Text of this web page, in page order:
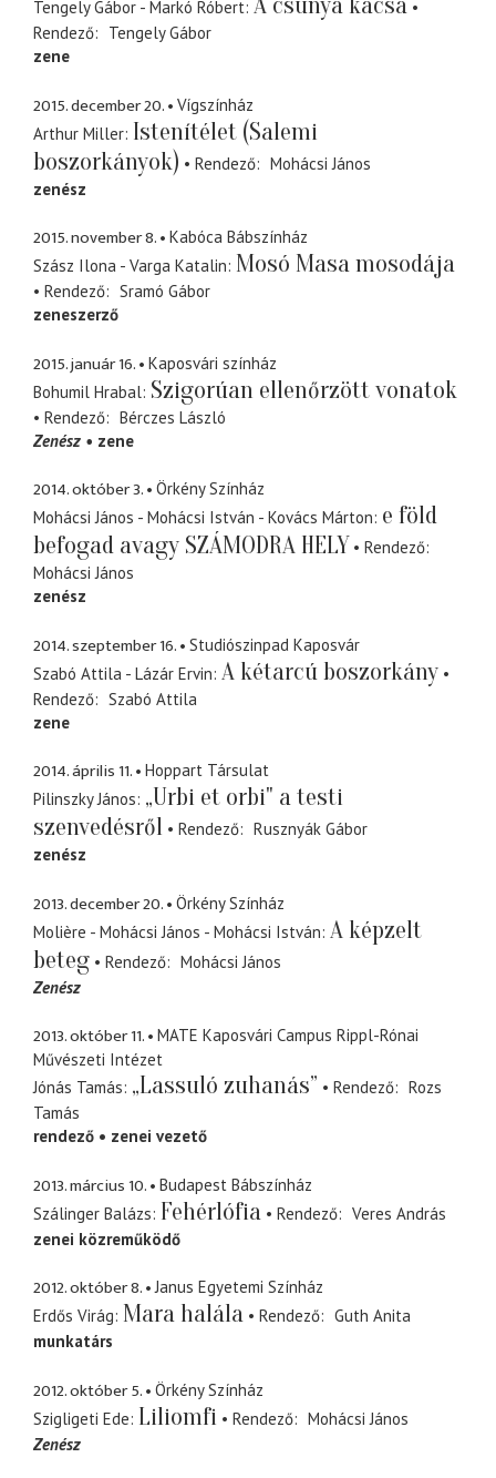
Tengely Gábor - Markó Róbert A csúnya kacsa
Rendező
Tengely Gábor
zene
2015. december 20.
Vígszínház
Arthur Miller Istenítélet (Salemi
boszorkányok)
Rendező
Mohácsi János
zenész
2015. november 8.
Kabóca Bábszínház
Szász Ilona - Varga Katalin Mosó Masa mosodája
Rendező
Sramó Gábor
zeneszerző
2015. január 16.
Kaposvári színház
Bohumil Hrabal Szigorúan ellenőrzött vonatok
Rendező
Bérczes László
Zenész
zene
2014. október 3.
Örkény Színház
Mohácsi János - Mohácsi István - Kovács Márton e föld
befogad avagy SZÁMODRA HELY
Rendező
Mohácsi János
zenész
2014. szeptember 16.
Studiószinpad Kaposvár
Szabó Attila - Lázár Ervin A kétarcú boszorkány
Rendező
Szabó Attila
zene
2014. április 11.
Hoppart Társulat
Pilinszky János „Urbi et orbi" a testi
szenvedésről
Rendező
Rusznyák Gábor
zenész
2013. december 20.
Örkény Színház
Molière - Mohácsi János - Mohácsi István A képzelt
beteg
Rendező
Mohácsi János
Zenész
2013. október 11.
MATE Kaposvári Campus Rippl-Rónai
Művészeti Intézet
Jónás Tamás „Lassuló zuhanás” Rendező
Rozs
Tamás
rendező
zenei vezető
2013. március 10.
Budapest Bábszínház
Szálinger Balázs Fehérlófia Rendező
Veres András
zenei közreműködő
2012. október 8.
Janus Egyetemi Színház
Erdős Virág Mara halála Rendező
Guth Anita
munkatárs
2012. október 5.
Örkény Színház
Szigligeti Ede Liliomfi Rendező
Mohácsi János
Zenész